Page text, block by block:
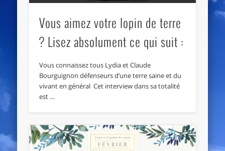
Vous aimez votre lopin de terre
? Lisez absolument ce qui suit :
Vous connaissez tous Lydia et Claude
Bourguignon défenseurs d’une terre saine et du
vivant en général Cet interview dans sa totalité
est …